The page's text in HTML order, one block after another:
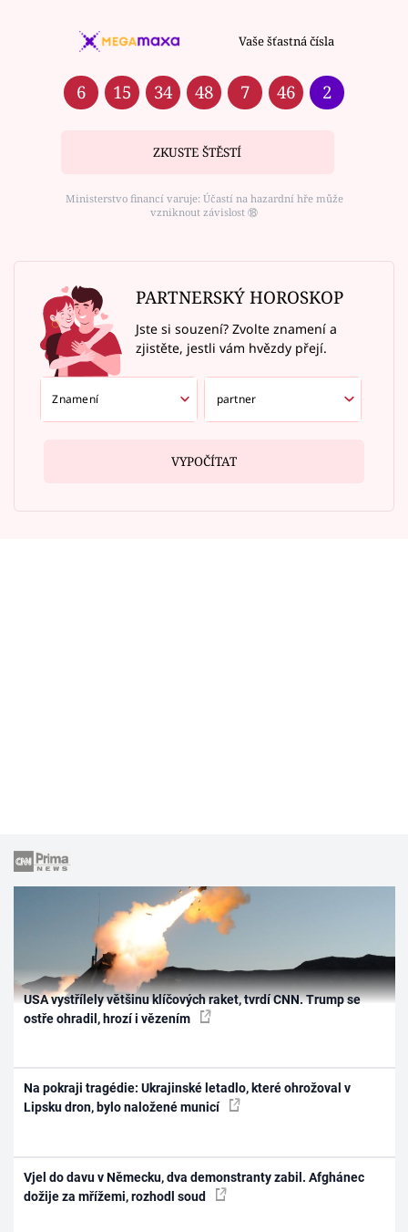
Vaše šťastná čísla
6 15 34 48 7 46 2
ZKUSTE ŠTĚSTÍ
Ministerstvo financí varuje: Účastí na hazardní hře může
vzniknout závislost ⑱
PARTNERSKÝ HOROSKOP
Jste si souzení? Zvolte znamení a
zjistěte, jestli vám hvězdy přejí.
VYPOČÍTAT
USA vystřílely většinu klíčových raket, tvrdí CNN. Trump se
ostře ohradil, hrozí i vězením
Na pokraji tragédie: Ukrajinské letadlo, které ohrožoval v
Lipsku dron, bylo naložené municí
Vjel do davu v Německu, dva demonstranty zabil. Afghánec
dožije za mřížemi, rozhodl soud